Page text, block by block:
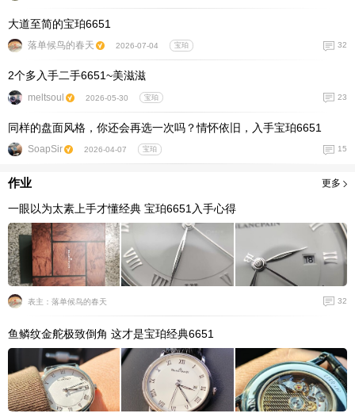
大道至简的宝珀6651
落单候鸟的春天 2026-07-04 宝珀 32
2个多入手二手6651~美滋滋
meltsoul 2026-05-30 宝珀 23
同样的盘面风格，你还会再选一次吗？情怀依旧，入手宝珀6651
SoapSir 2026-04-07 宝珀 15
作业 更多
一眼以为太素上手才懂经典 宝珀6651入手心得
表主：落单候鸟的春天 32
鱼鳞纹金舵极致倒角 这才是宝珀经典6651